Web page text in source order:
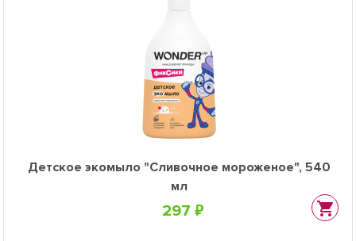
Детское экомыло "Сливочное мороженое", 540
мл
297 ₽